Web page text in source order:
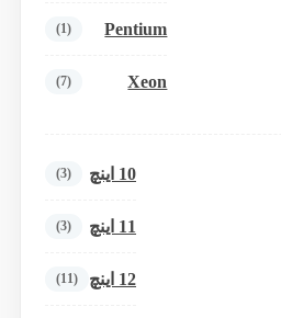
Pentium
(1)
Xeon
(7)
10 اینچ (3)
11 اینچ (3)
12 اینچ (11)